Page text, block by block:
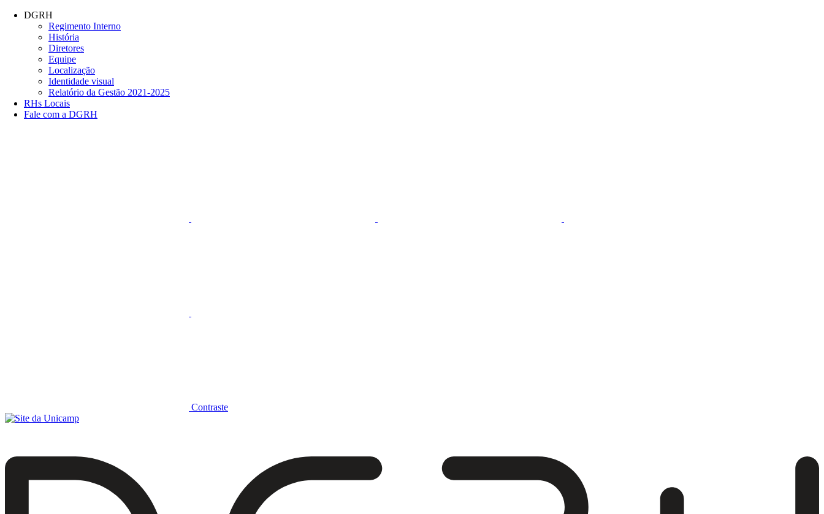
Conteúdo principal
DGRH
Regimento Interno
História
Diretores
Equipe
Localização
Identidade visual
Relatório da Gestão 2021-2025
RHs Locais
Fale com a DGRH
Contraste